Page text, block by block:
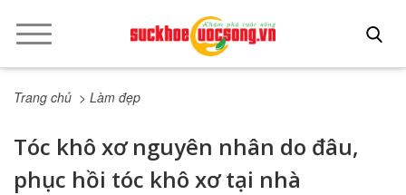
Trang chủ > Làm đẹp
Tóc khô xơ nguyên nhân do đâu,
phục hồi tóc khô xơ tại nhà